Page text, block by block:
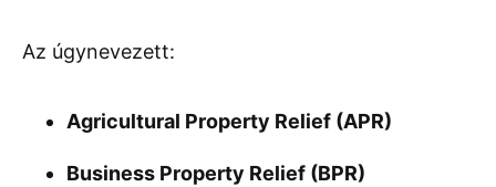
Az úgynevezett:
Agricultural Property Relief (APR)
Business Property Relief (BPR)